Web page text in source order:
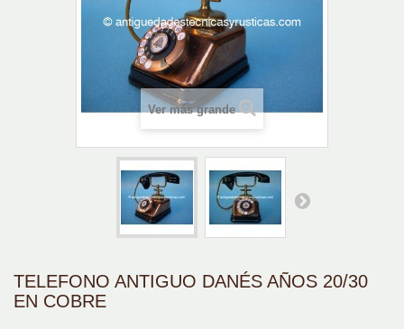
Ver más grande
TELEFONO ANTIGUO DANÉS AÑOS 20/30
EN COBRE